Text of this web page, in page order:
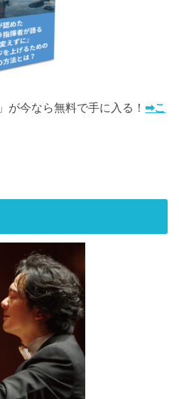
が今なら無料で手に入る！ ➡こ